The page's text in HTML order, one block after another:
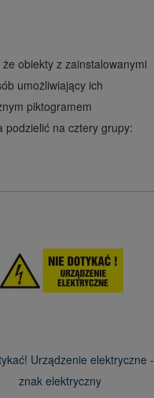
obiekty z zainstalowanymi
umożliwiający ich
piktogramem
podzielić na cztery grupy:
Urządzenie elektryczne -
znak elektryczny